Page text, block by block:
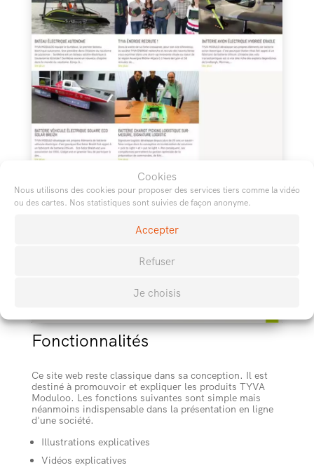
Cookies
Nous utilisons des cookies pour proposer des services tiers comme la vidéo
ou des cartes. Nos statistiques sont suivies de façon anonyme.
Accepter
Refuser
Je choisis
Fonctionnalités
Ce site web reste classique dans sa conception. Il est
destiné à promouvoir et expliquer les produits TYVA
Moduloo. Les fonctions suivantes sont simple mais
néanmoins indispensable dans la présentation en ligne
d'une société.
Illustrations explicatives
Vidéos explicatives